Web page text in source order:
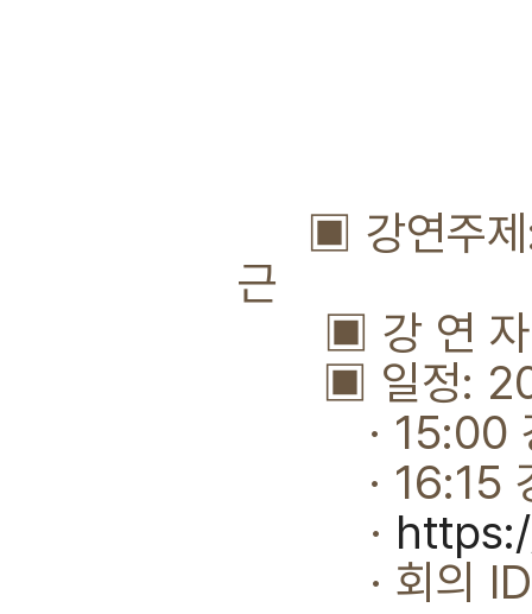
▣ 강연주제
근
▣ 강 연 자:
▣ 일정:
· 15:00
· 16:15 강
·
· 회의 ID: